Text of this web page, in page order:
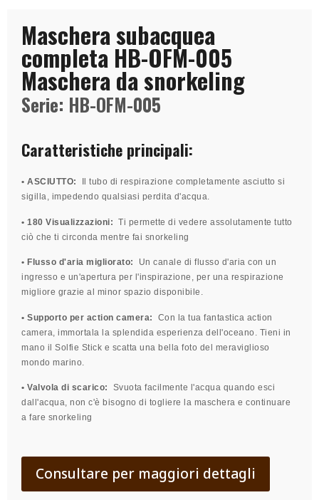
Maschera subacquea
completa HB-OFM-005
Maschera da snorkeling
Serie: HB-OFM-005
Caratteristiche principali:
• ASCIUTTO:
Il tubo di respirazione completamente asciutto si
sigilla, impedendo qualsiasi perdita d'acqua.
• 180 Visualizzazioni: Ti permette di vedere assolutamente tutto
ciò che ti circonda mentre fai snorkeling
• Flusso d'aria migliorato:
Un canale di flusso d'aria con un
ingresso e un'apertura per l'inspirazione, per una respirazione
migliore grazie al minor spazio disponibile.
• Supporto per action camera: Con la tua fantastica action
camera, immortala la splendida esperienza dell'oceano. Tieni in
mano il Solfie Stick e scatta una bella foto del meraviglioso
mondo marino.
• Valvola di scarico: Svuota facilmente l'acqua quando esci
dall'acqua, non c'è bisogno di togliere la maschera e continuare
a fare snorkeling
Consultare per maggiori dettagli